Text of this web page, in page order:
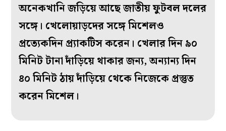
অনেকখানি জড়িয়ে আছে জাতীয় ফুটবল দলের
সঙ্গে। খেলোয়াড়দের সঙ্গে মিশেলও
প্রত্যেকদিন প্র্যাকটিস করেন। খেলার দিন ৯০
মিনিট টানা দাঁড়িয়ে থাকার জন্য, অন্যান্য দিন
৪০ মিনিট ঠায় দাঁড়িয়ে থেকে নিজেকে প্রস্তুত
করেন মিশেল।